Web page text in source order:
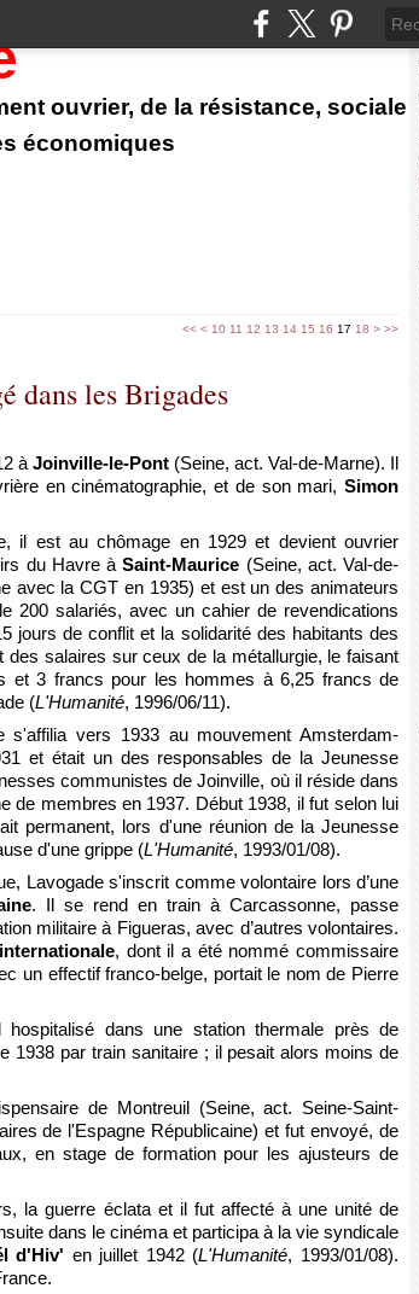
ouvrier, de la résistance, sociale
économiques
<< < 10 11 12 13 14 15 16 17 18 > >>
dans les Brigades
à Joinville-le-Pont (Seine, act. Val-de-Marne). Il
en cinématographie, et de son mari, Simon
il est au chômage en 1929 et devient ouvrier
du Havre àSaint-Maurice (Seine, act. Val-de-
avec la CGT en 1935) et est un des animateurs
200 salariés, avec un cahier de revendications
jours de conflit et la solidarité des habitants des
salaires sur ceux de la métallurgie, le faisant
et 3 francs pour les hommes à 6,25 francs de
(L'Humanité, 1996/06/11).
s'affilia vers 1933 au mouvement Amsterdam-
et était un des responsables de la Jeunesse
communistes de Joinville, où il réside dans
de membres en 1937. Début 1938, il fut selon lui
permanent, lors d'une réunion de la Jeunesse
d'une grippe (L'Humanité, 1993/01/08).
Lavogade s'inscrit comme volontaire lors d’une
. Il se rend en train à Carcassonne, passe
militaire à Figueras, avec d’autres volontaires.
, dont il a été nommé commissaire
un effectif franco-belge, portait le nom de Pierre
hospitalisé dans une station thermale près de
1938 par train sanitaire ; il pesait alors moins de
de Montreuil (Seine, act. Seine-Saint-
de l'Espagne Républicaine) et fut envoyé, de
en stage de formation pour les ajusteurs de
la guerre éclata et il fut affecté à une unité de
dans le cinéma et participa à la vie syndicale
d'Hiv' en juillet 1942 (L'Humanité, 1993/01/08).